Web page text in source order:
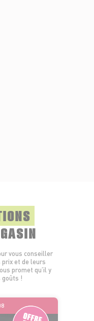
vous conseiller
et de leurs
promet qu’il y
goûts !